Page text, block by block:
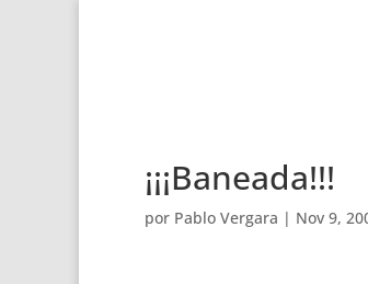
¡¡¡Baneada!!!
por Pablo Vergara | Nov 9,